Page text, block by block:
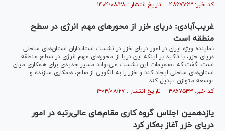
کد خبر: ۴۸۶۷۷۶۳ تاریخ انتشار : ۱۴۰۴/۰۸/۲۸
غریب‌آبادی: دریای خزر از محور‌های مهم انرژی در سطح
منطقه است
نماینده ویژه ایران در امور دریای خزر در نشست استانداران استان‌های ساحلی
دریای خزر، با تاکید بر اینکه این دریا از محور‌های مهم انرژی در سطح منطقه
است، گفت که تصمیمات این نشست می‌تواند مسیر جدیدی برای همکاری میان
استان‌های ساحلی ایجاد کند و خزر را به الگویی از صلح، همکاری سازنده و
توسعه متوازن تبدیل کند.
کد خبر: ۴۸۶۷۵۴۳ تاریخ انتشار : ۱۴۰۴/۰۸/۲۷
یازدهمین اجلاس گروه کاری مقام‌های عالی‌رتبه در امور
دریای خزر آغاز به‌کار کرد